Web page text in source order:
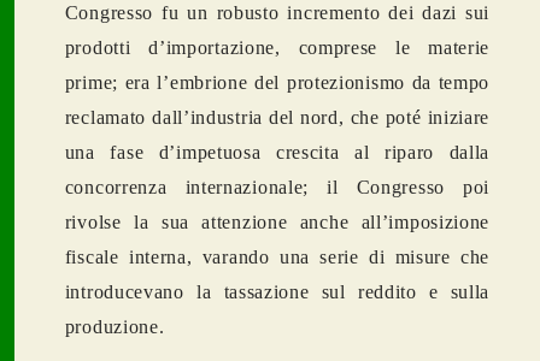
Congresso fu un robusto incremento dei dazi sui
prodotti d’importazione, comprese le materie
prime; era l’embrione del protezionismo da tempo
reclamato dall’industria del nord, che poté iniziare
una fase d’impetuosa crescita al riparo dalla
concorrenza internazionale; il Congresso poi
rivolse la sua attenzione anche all’imposizione
fiscale interna, varando una serie di misure che
introducevano la tassazione sul reddito e sulla
produzione.